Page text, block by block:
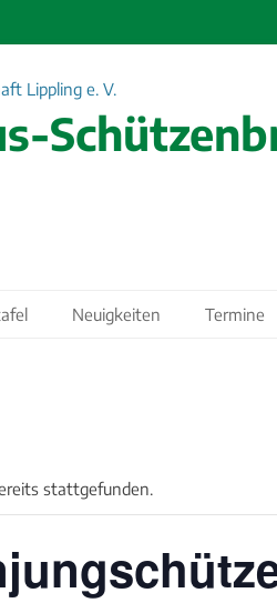
Neuigkeiten Termine
stattgefunden.